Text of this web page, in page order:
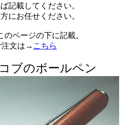
記載してください。
にお任せください。
のページの下に記載。
文は→ こちら
ブのボールペン